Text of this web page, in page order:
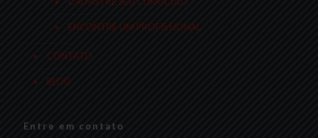
ENCONTRE UM PROFISSIONAL
CONTATO
BLOG
Entre em contato